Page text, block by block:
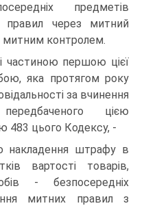
предметів
через митний
митним контролем.
частиною першою цієї
яка протягом року
за вчинення
цією
483 цього Кодексу, -
накладення штрафу в
вартості товарів,
- безпосередніх
митних правил з